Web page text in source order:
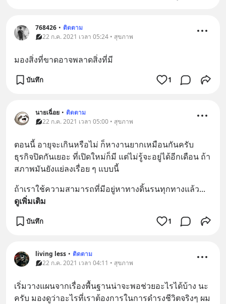
768426 • ติดตาม
22 ก.ค. 2021 เวลา 05:24 • สุขภาพ
มองสิ่งที่ขาดอาจพลาดสิ่งที่มี
บันทึก 1
นายเฉื่อย • ติดตาม
22 ก.ค. 2021 เวลา 05:00 • สุขภาพ
ตอนนี้ อายุจะเกินหรือไม่ ก็หางานยากเหมือนกันครับ
ธุรกิจปิดกันเยอะ ที่เปิดใหม่ก็มี แต่ไม่รู้จะอยู่ได้อีกเดือน ถ้า
สภาพมันยังแย่ลงเรื่อย ๆ แบบนี้
ถ้าเราใช้ความสามารถที่มีอยู่หาทางดิ้นรนทุกทางแล้ว...
ดูเพิ่มเติม
บันทึก 1
living less • ติดตาม
22 ก.ค. 2021 เวลา 04:11 • สุขภาพ
เริ่มวางแผนจากเรื่องพื้นฐานน่าจะพอช่วยอะไรได้บ้าง นะ
ครับ มองดูว่าอะไรที่เราต้องการในการดำรงชีวิตจริงๆ ผม